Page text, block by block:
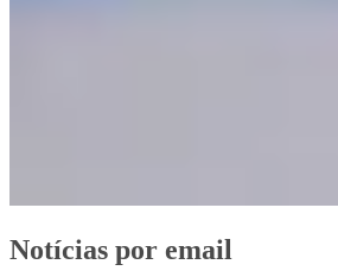
Notícias por email